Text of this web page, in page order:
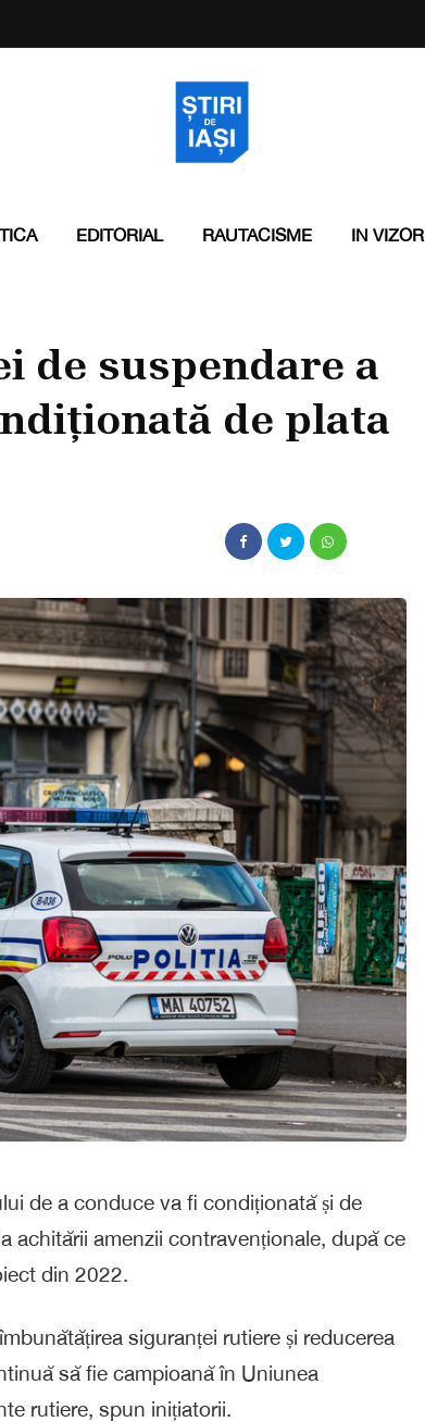
EDITORIAL RAUTACISME IN VIZOR
de suspendare a
de plata
de a conduce va fi condiționată și de
achitării amenzii contravenționale, după ce
din 2022.
siguranței rutiere și reducerea
să fie campioană în Uniunea
rutiere, spun inițiatorii.